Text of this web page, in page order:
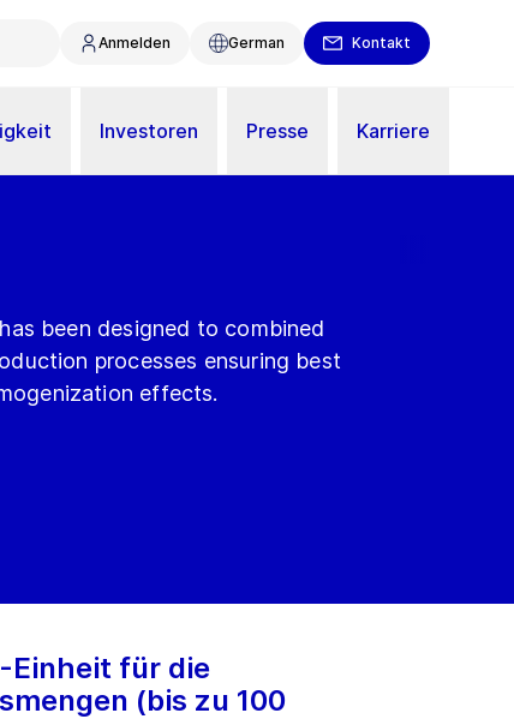
Anmelden German Kontakt
Investoren Presse Karriere
been designed to combined
processes ensuring best
effects.
Einheit für die
(bis zu 100